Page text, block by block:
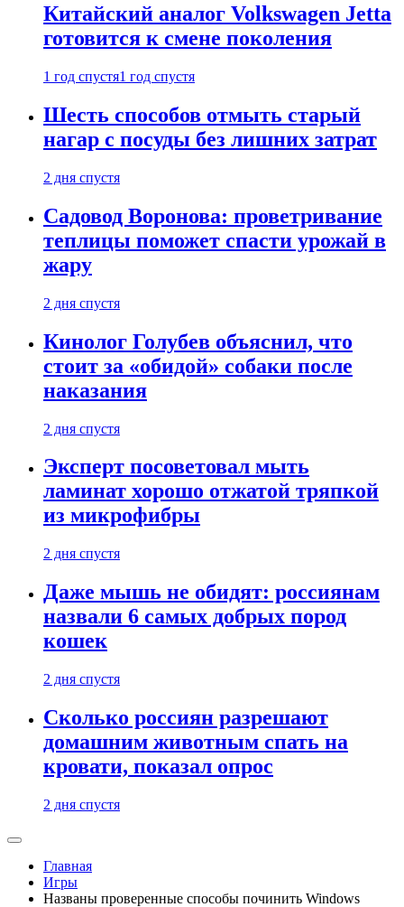
Китайский аналог Volkswagen Jetta
готовится к смене поколения
1 год спустя1 год спустя
Шесть способов отмыть старый
нагар с посуды без лишних затрат
2 дня спустя
Садовод Воронова: проветривание
теплицы поможет спасти урожай в
жару
2 дня спустя
Кинолог Голубев объяснил, что
стоит за «обидой» собаки после
наказания
2 дня спустя
Эксперт посоветовал мыть
ламинат хорошо отжатой тряпкой
из микрофибры
2 дня спустя
Даже мышь не обидят: россиянам
назвали 6 самых добрых пород
кошек
2 дня спустя
Сколько россиян разрешают
домашним животным спать на
кровати, показал опрос
2 дня спустя
Главная
Игры
Названы проверенные способы починить Windows